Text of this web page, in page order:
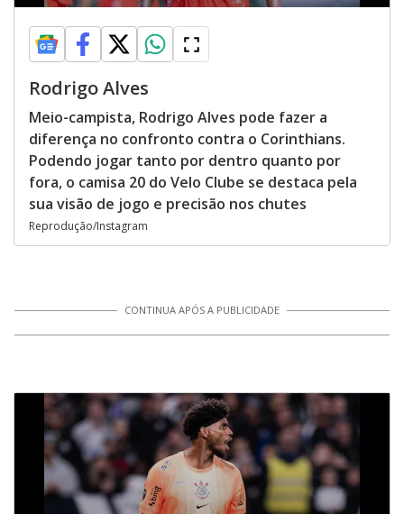
Rodrigo Alves
Meio-campista, Rodrigo Alves pode fazer a
diferença no confronto contra o Corinthians.
Podendo jogar tanto por dentro quanto por
fora, o camisa 20 do Velo Clube se destaca pela
sua visão de jogo e precisão nos chutes
Reprodução/Instagram
CONTINUA APÓS A PUBLICIDADE